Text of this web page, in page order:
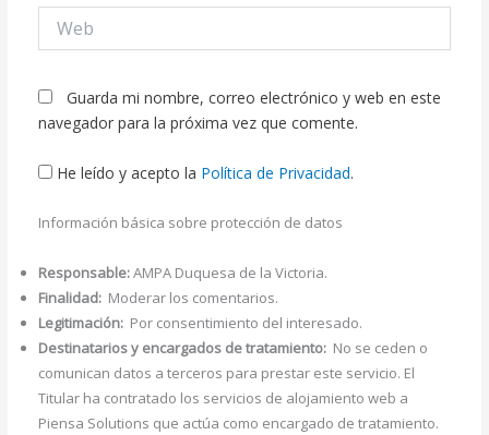
Guarda mi nombre, correo electrónico y web en este
navegador para la próxima vez que comente.
He leído y acepto la Política de Privacidad.
Información básica sobre protección de datos
Responsable:AMPA Duquesa de la Victoria.
Finalidad:Moderar los comentarios.
Legitimación:Por consentimiento del interesado.
Destinatarios y encargados de tratamiento:No se ceden o
comunican datos a terceros para prestar este servicio. El
Titular ha contratado los servicios de alojamiento web a
Piensa Solutions que actúa como encargado de tratamiento.